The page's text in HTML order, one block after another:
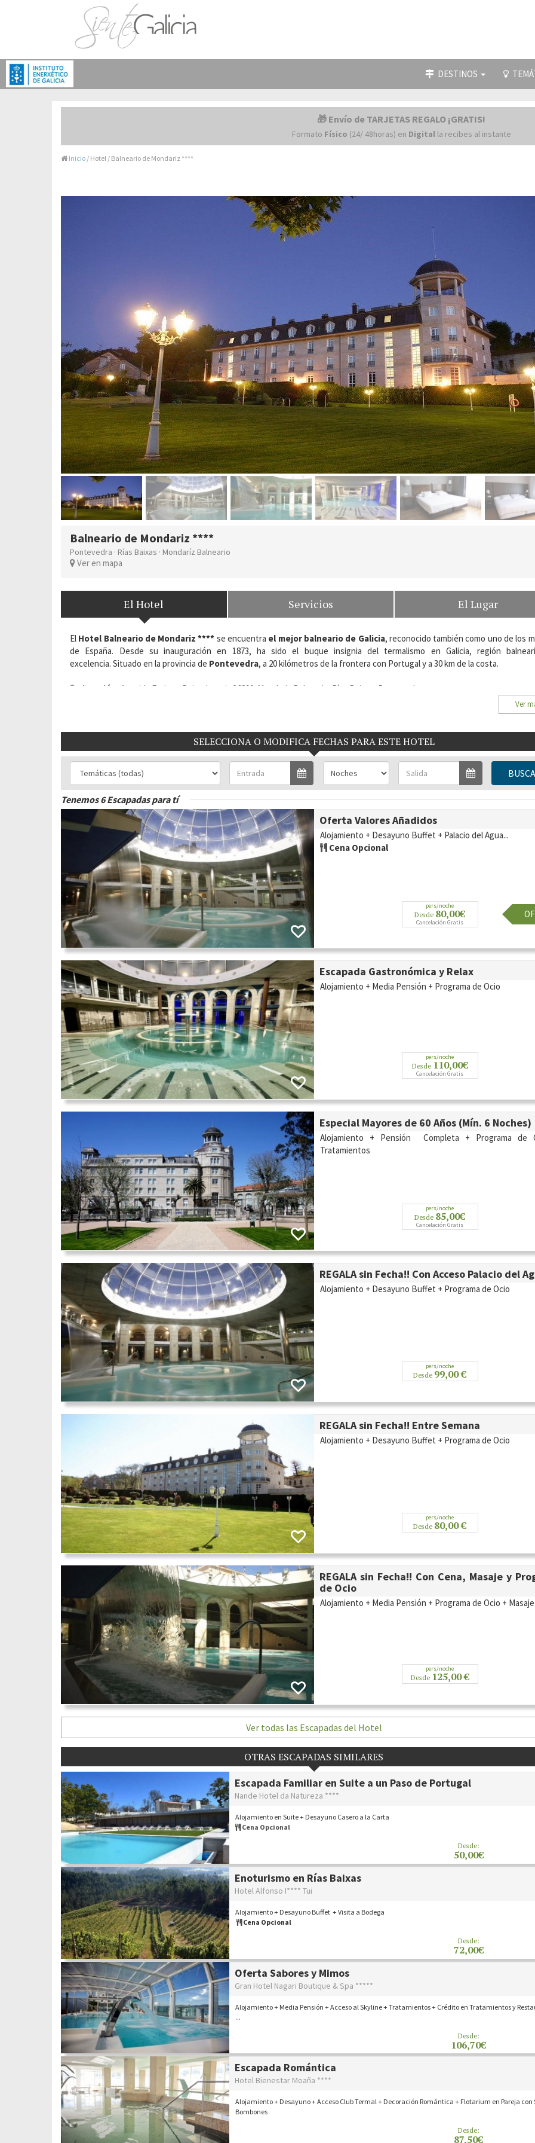
DESTINOS
🎁 Envío de TARJETAS REGALO ¡GRATIS!
Formato Físico (24/ 48horas) en Digitalla recibes al instante
Inicio / Hotel / Balneario de Mondariz ****
Balneario de Mondariz ****
Pontevedra · Rías Baixas · Mondaríz Balneario
Ver en mapa
El Hotel Servicios El Lugar
El Hotel Balneario de Mondariz **** se encuentra el mejor balneario de Galicia, reconocido también como uno de los
de España. Desde su inauguración en 1873, ha sido el buque insignia del termalismo en Galicia, región
excelencia. Situado en la provincia de Pontevedra, a 20 kilómetros de la frontera con Portugal y a 30 km de la costa.
Situación: Avenida Enrique Peinador, s/n 36890. Mondariz Balneario. Rías Baixas, Pontevedra.
Ver
SELECCIONA O MODIFICA FECHAS PARA ESTE HOTEL
Tenemos 6 Escapadas para tí
Oferta Valores Añadidos
Alojamiento + Desayuno Buffet + Palacio del Agua...
Cena Opcional
pers/noche
Desde 80,00€
Cancelación Gratis
Escapada Gastronómica y Relax
Alojamiento + Media Pensión + Programa de Ocio
pers/noche
Desde 110,00€
Cancelación Gratis
Especial Mayores de 60 Años (Mín. 6 Noches)
Alojamiento + Pensión Completa + Programa de
Tratamientos
pers/noche
Desde 85,00€
Cancelación Gratis
REGALA sin Fecha!! Con Acceso Palacio del
Alojamiento + Desayuno Buffet + Programa de Ocio
pers/noche
Desde 99,00 €
REGALA sin Fecha!! Entre Semana
Alojamiento + Desayuno Buffet + Programa de Ocio
pers/noche
Desde 80,00 €
REGALA sin Fecha!! Con Cena, Masaje y
de Ocio
Alojamiento + Media Pensión + Programa de Ocio + Masaje
pers/noche
Desde 125,00 €
Ver todas las Escapadas del Hotel
OTRAS ESCAPADAS SIMILARES
Escapada Familiar en Suite a un Paso de Portugal
Nande Hotel da Natureza ****
Alojamiento en Suite + Desayuno Casero a la Carta
Cena Opcional
Desde:
50,00€
Enoturismo en Rías Baixas
Hotel Alfonso I**** Tui
Alojamiento + Desayuno Buffet + Visita a Bodega
Cena Opcional
Desde:
72,00€
Oferta Sabores y Mimos
Gran Hotel Nagari Boutique & Spa *****
Alojamiento + Media Pensión + Acceso al Skyline + Tratamientos + Crédito en Tratamientos y
...
Desde:
106,70€
Escapada Romántica
Hotel Bienestar Moaña ****
Alojamiento + Desayuno + Acceso Club Termal + Decoración Romántica + Flotarium en Pareja con
Bombones
Desde:
87,50€